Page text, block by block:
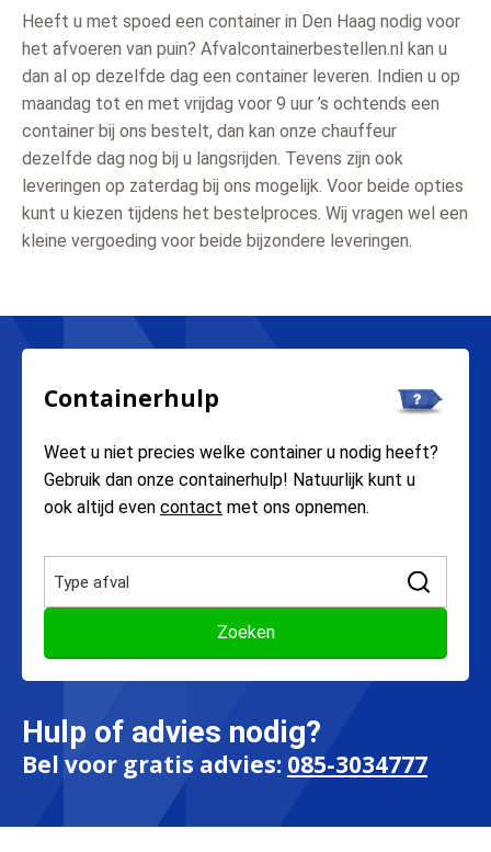
Heeft u met spoed een container in Den Haag nodig voor
het afvoeren van puin? Afvalcontainerbestellen.nl kan u
dan al op dezelfde dag een container leveren. Indien u op
maandag tot en met vrijdag voor 9 uur ’s ochtends een
container bij ons bestelt, dan kan onze chauffeur
dezelfde dag nog bij u langsrijden. Tevens zijn ook
leveringen op zaterdag bij ons mogelijk. Voor beide opties
kunt u kiezen tijdens het bestelproces. Wij vragen wel een
kleine vergoeding voor beide bijzondere leveringen.
Containerhulp
Weet u niet precies welke container u nodig heeft?
Gebruik dan onze containerhulp! Natuurlijk kunt u
ook altijd even contact met ons opnemen.
Hulp of advies nodig?
Bel voor gratis advies: 085-3034777